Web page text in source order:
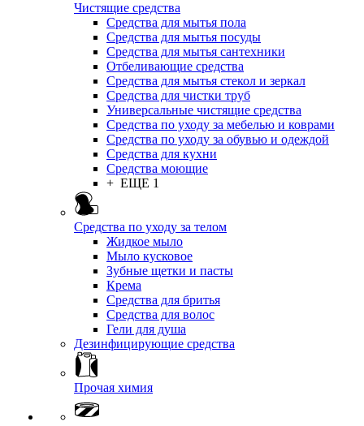
Чистящие средства
Средства для мытья пола
Средства для мытья посуды
Средства для мытья сантехники
Отбеливающие средства
Средства для мытья стекол и зеркал
Средства для чистки труб
Универсальные чистящие средства
Средства по уходу за мебелью и коврами
Средства по уходу за обувью и одеждой
Средства для кухни
Средства моющие
+ ЕЩЕ 1
Средства по уходу за телом
Жидкое мыло
Мыло кусковое
Зубные щетки и пасты
Крема
Средства для бритья
Средства для волос
Гели для душа
Дезинфицирующие средства
Прочая химия